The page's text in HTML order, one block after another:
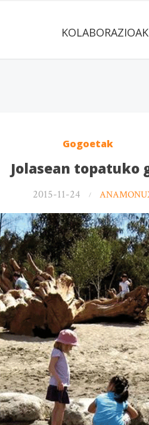
KOLABORAZIOAK
Gogoetak
Jolasean topatuko
2015-11-24